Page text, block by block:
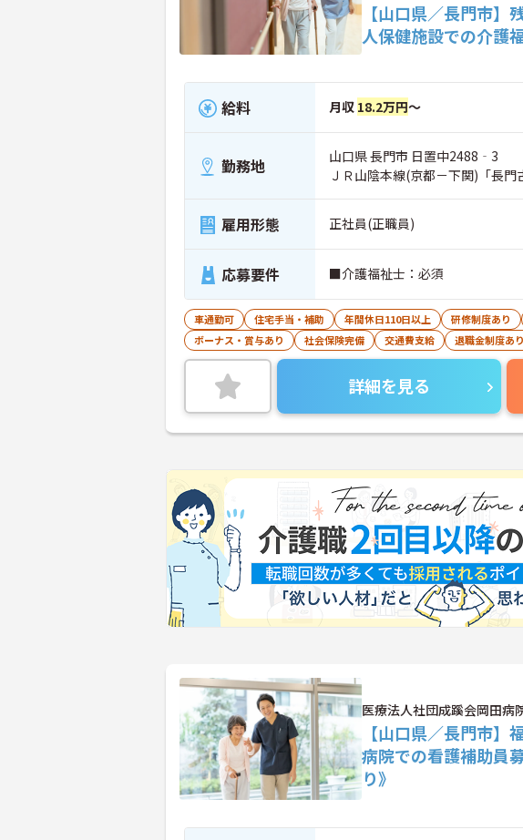
【山口県／長門市
人保健施設での介護
給料 月収 18.2万円～
勤務地
山口県 長門市 日置中2488‐3
ＪＲ山陰本線(京都－下関)「長
雇用形態 正社員(正職員)
応募要件 ■介護福祉士：必須
車通勤可 住宅手当・補助 年間休日110日以上 研修制度あり
ボーナス・賞与あり
社会保険完備 交通費支給 退職金制度あり
詳細を見る
医療法人社団成蹊会岡田病
【山口県／長門市】
病院での看護補助員
り》